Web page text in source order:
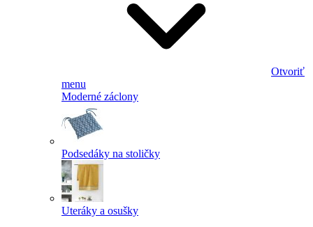
Otvoriť
menu
Moderné záclony
Podsedáky na stoličky
Uteráky a osušky